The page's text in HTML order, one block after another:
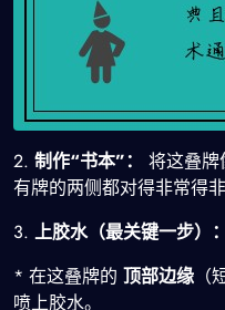
2. 制作“书本”：
将这叠
有牌的两侧都对得非常得非
3. 上胶水（最关键一步）：
* 在这叠牌的 顶部边缘
喷上胶水。